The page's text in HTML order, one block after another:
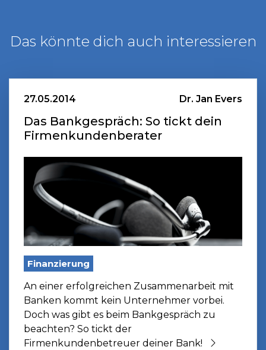
Das könnte dich auch interessieren
27.05.2014 Dr. Jan Evers
Das Bankgespräch: So tickt dein
Firmenkundenberater
Finanzierung
An einer erfolgreichen Zusammenarbeit mit
Banken kommt kein Unternehmer vorbei.
Doch was gibt es beim Bankgespräch zu
beachten? So tickt der
Firmenkundenbetreuer deiner Bank!